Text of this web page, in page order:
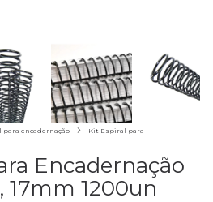
para encadernação
Kit Espiral para
Encadernação
17mm 1200un